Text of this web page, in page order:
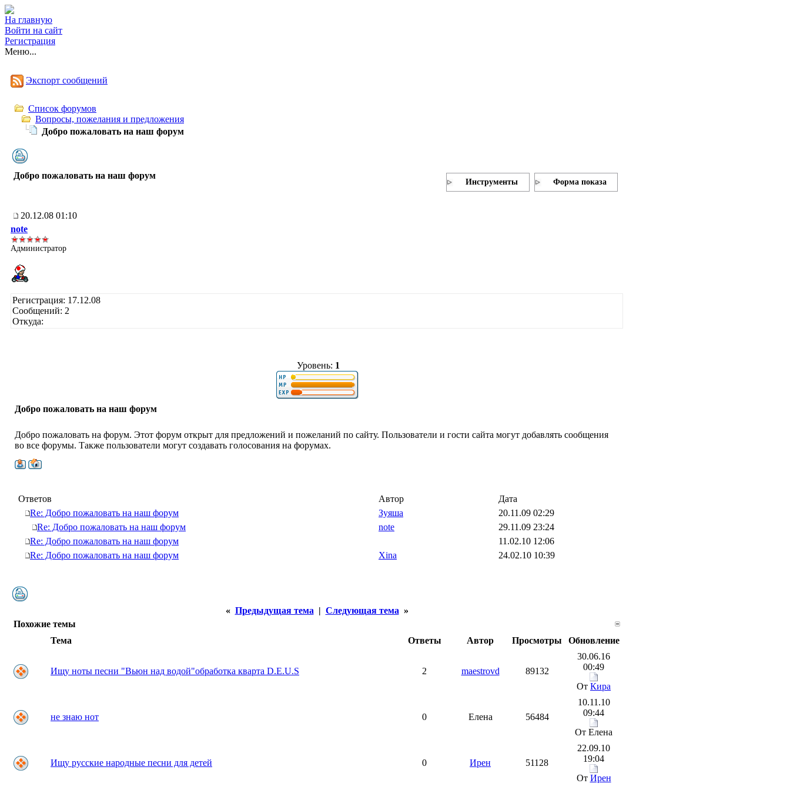
На главную
Войти на сайт
Регистрация
Меню...
Экспорт сообщений
Список форумов
Вопросы, пожелания и предложения
Добро пожаловать на наш форум
Добро пожаловать на наш форум
Инструменты Форма показа
20.12.08 01:10
note
Администратор
Регистрация: 17.12.08
Сообщений: 2
Откуда:
Уровень: 1
Добро пожаловать на наш форум
Добро пожаловать на форум. Этот форум открыт для предложений и пожеланий по сайту. Пользователи и гости сайта могут добавлять сообщения
во все форумы. Также пользователи могут создавать голосования на форумах.
Ответов Автор
Дата
Re: Добро пожаловать на наш форум
Зуяша
20.11.09 02:29
Re: Добро пожаловать на наш форум
note
29.11.09 23:24
Re: Добро пожаловать на наш форум
11.02.10 12:06
Re: Добро пожаловать на наш форум
Xina 24.02.10 10:39
« Предыдущая тема | Следующая тема »
Похожие темы
Тема
Ответы Автор Просмотры Обновление
Ищу ноты песни "Вьюн над водой"обработка кварта D.E.U.S 2 maestrovd 89132
30.06.16
00:49
От Кира
не знаю нот 0 Елена 56484
10.11.10
09:44
От Елена
Ищу русские народные песни для детей 0 Ирен 51128
22.09.10
19:04
От Ирен